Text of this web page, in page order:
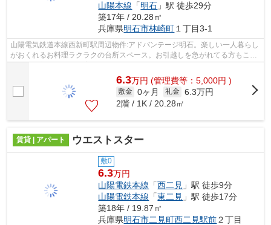
山陽本線 「明石 」駅 徒歩29分
築17年 / 20.28㎡
兵庫県明石市林崎町 １丁目3-1
山陽電気鉄道本線西新町駅周辺物件:アドバンテージ明石。楽しい一人暮らし
がおくれるお料理ラクラクの台所スペース。お引越しを急がれてる方もこち
6.3万円 (管理費等：5,000円 )
敷金 0ヶ月 礼金 6.3万円
2階 / 1K / 20.28㎡
賃貸 | アパート ウエストスター
敷0
6.3万円
山陽電鉄本線 「西二見 」駅 徒歩9分
山陽電鉄本線 「東二見 」駅 徒歩17分
築18年 / 19.87㎡
兵庫県明石市二見町西二見駅前２丁目